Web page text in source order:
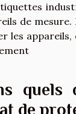
de
les appareils,
quels
de